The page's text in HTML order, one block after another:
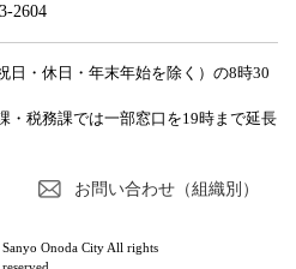
2604
日・休日・年末年始を除く）の8時30
税務課では一部窓口を19時まで延長
お問い合わせ（組織別）
Onoda City All rights